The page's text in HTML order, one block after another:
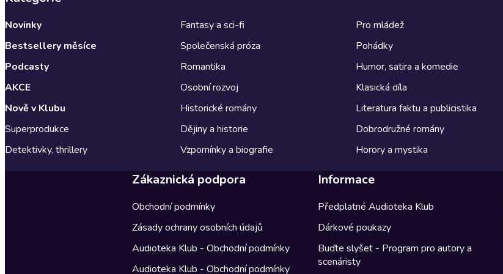
Novinky
Bestsellery měsíce
Podcasty
AKCE
Nově v Klubu
Superprodukce
Detektivky, thrillery
Fantasy a sci-fi
Společenská próza
Romantika
Osobní rozvoj
Historické romány
Dějiny a historie
Vzpomínky a biografie
Pro mládež
Pohádky
Humor, satira a komedie
Klasická díla
Literatura faktu a publicistika
Dobrodružné romány
Horory a mystika
Zákaznická podpora
Obchodní podmínky
Zásady ochrany osobních údajů
Audioteka Klub - Obchodní podmínky
Audioteka Klub - Obchodní podmínky
Informace
Předplatné Audioteka Klub
Dárkové poukazy
Buďte slyšet - Program pro autory a
scenáristy